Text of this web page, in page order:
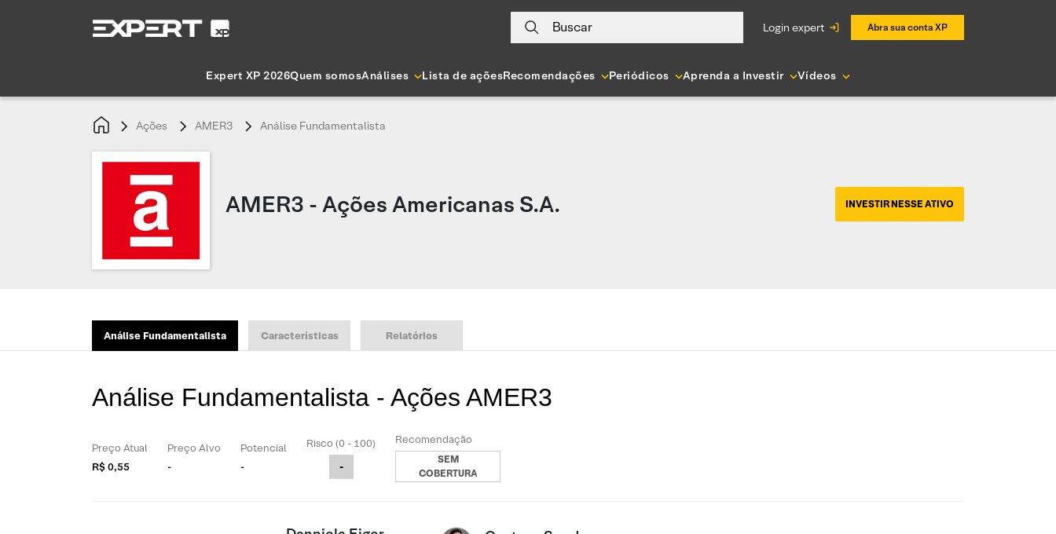
Buscar login expert Abra sua conta XP
Expert XP 2026Quem somosAnálises Lista de açõesRecomendações Periódicos Aprenda a Investir Vídeos
Ações AMER3 Análise Fundamentalista
AMER3 - Ações Americanas S.A. INVESTIR NESSE ATIVO
Análise Fundamentalista Características Relatórios
Análise Fundamentalista - Ações AMER3
Preço Atual
R$ 0,55
Preço Alvo
-
Potencial
-
Risco (0 - 100)
-
Recomendação
SEM
COBERTURA